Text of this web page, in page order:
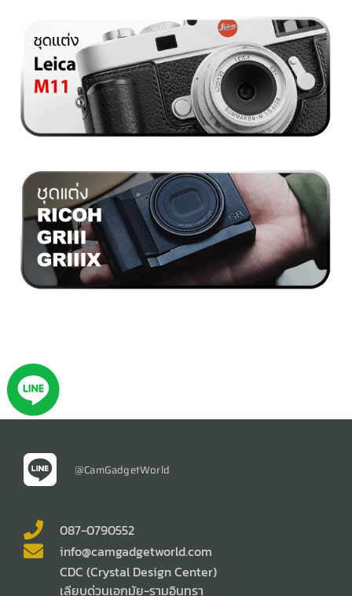
@CamGadgetWorld
087-0790552
info@camgadgetworld.com
CDC (Crystal Design Center)
เลียบด่วนเอกมัย-รามอินทรา